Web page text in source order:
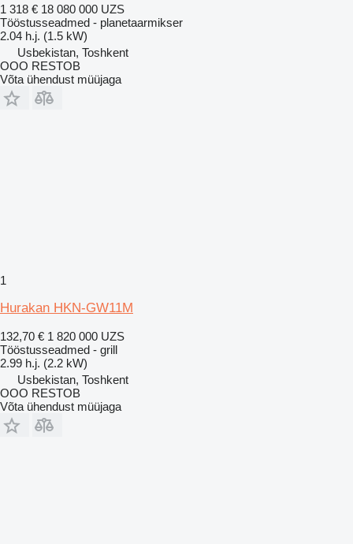
1 318 € 18 080 000 UZS
Tööstusseadmed - planetaarmikser
2.04 h.j. (1.5 kW)
Usbekistan, Toshkent
OOO RESTOB
Võta ühendust müüjaga
1
Hurakan HKN-GW11M
132,70 € 1 820 000 UZS
Tööstusseadmed - grill
2.99 h.j. (2.2 kW)
Usbekistan, Toshkent
OOO RESTOB
Võta ühendust müüjaga